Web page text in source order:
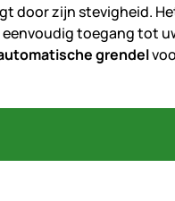
door zijn stevigheid.
toegang tot
grendel